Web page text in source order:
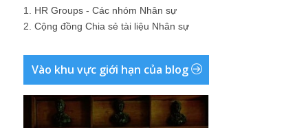
1. HR Groups - Các nhóm Nhân sự
2. Cộng đồng Chia sẻ tài liệu Nhân sự
Vào khu vực giới hạn của blog